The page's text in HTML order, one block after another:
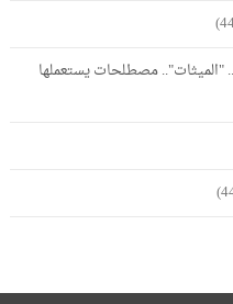
"الميثات".. مصطلحات يستعملها